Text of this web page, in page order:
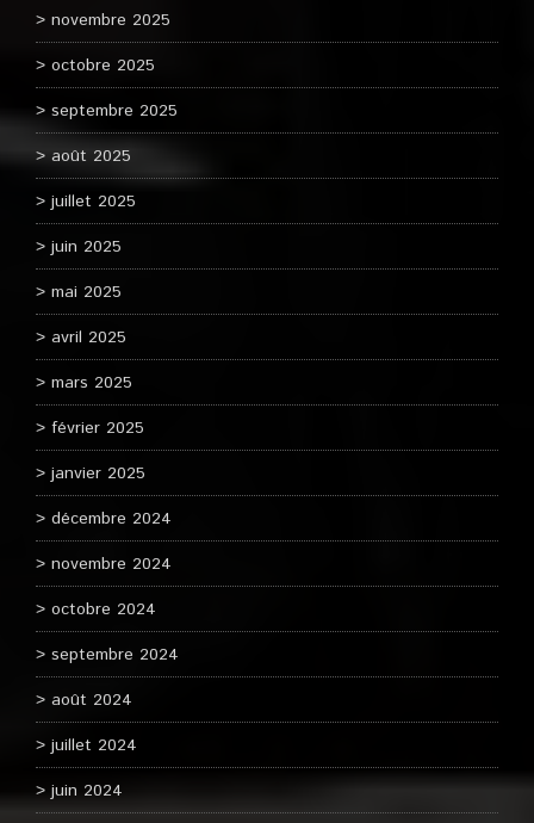
novembre 2025
octobre 2025
septembre 2025
août 2025
juillet 2025
juin 2025
mai 2025
avril 2025
mars 2025
février 2025
janvier 2025
décembre 2024
novembre 2024
octobre 2024
septembre 2024
août 2024
juillet 2024
juin 2024